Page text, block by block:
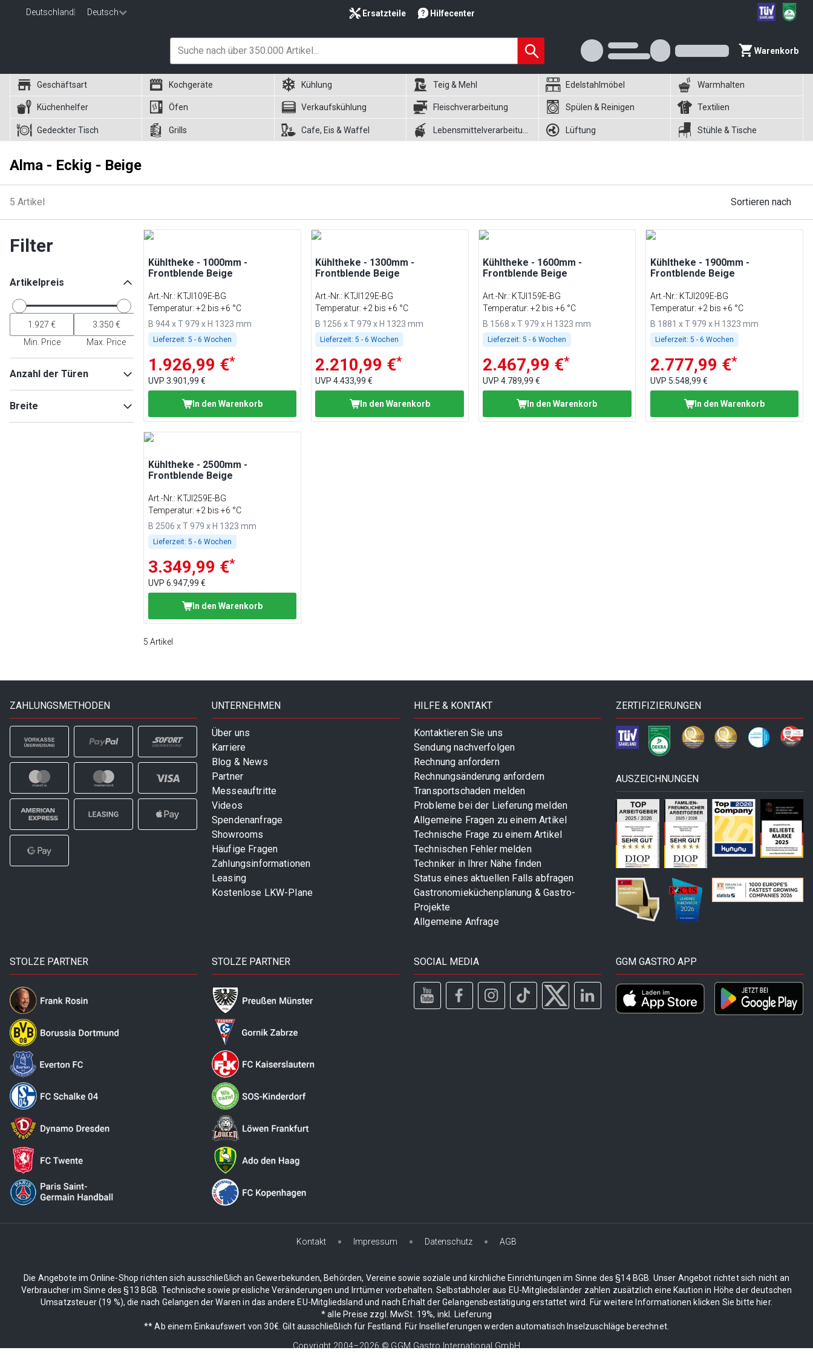
Deutschland Deutsch Ersatzteile Hilfecenter
Warenkorb
Geschäftsart Kochgeräte Kühlung Teig & Mehl Edelstahlmöbel Warmhalten
Küchenhelfer Öfen Verkaufskühlung Fleischverarbeitung Spülen & Reinigen Textilien
Gedeckter Tisch Grills Cafe, Eis & Waffel Lüftung Stühle & Tische
Alma - Eckig - Beige
5 Artikel Sortieren nach
Filter
Artikelpreis
Min. Price Max. Price
Anzahl der Türen
1(1
Breite
Kühltheke - 1000mm -
Frontblende Beige
Art.-Nr.: KTJI109E-BG
Temperatur: +2 bis +6 °C
B 944 x T 979 x H 1323 mm
Lieferzeit: 5 - 6 Wochen
1.926,99 €*
UVP 3.901,99 €
In den Warenkorb
Kühltheke - 1300mm -
Frontblende Beige
Art.-Nr.: KTJI129E-BG
Temperatur: +2 bis +6 °C
B 1256 x T 979 x H 1323 mm
Lieferzeit: 5 - 6 Wochen
2.210,99 €*
UVP4.433,99 €
In den Warenkorb
Kühltheke - 1600mm -
Frontblende Beige
Art.-Nr.: KTJI159E-BG
Temperatur: +2 bis +6 °C
B 1568 x T 979 x H 1323 mm
Lieferzeit: 5 - 6 Wochen
2.467,99 €*
UVP4.789,99 €
In den Warenkorb
Kühltheke - 1900mm -
Frontblende Beige
Art.-Nr.: KTJI209E-BG
Temperatur: +2 bis +6 °C
B 1881 x T 979 x H 1323 mm
Lieferzeit: 5 - 6 Wochen
2.777,99 €*
UVP 5.548,99 €
In den Warenkorb
Kühltheke - 2500mm -
Frontblende Beige
Art.-Nr.: KTJI259E-BG
Temperatur: +2 bis +6 °C
B 2506 x T 979 x H 1323 mm
Lieferzeit: 5 - 6 Wochen
3.349,99 €*
UVP 6.947,99 €
In den Warenkorb
5 Artikel
ZAHLUNGSMETHODEN UNTERNEHMEN
Über uns
Karriere
Blog & News
Partner
Messeauftritte
Videos
Spendenanfrage
Showrooms
Häufige Fragen
Zahlungsinformationen
Leasing
Kostenlose LKW-Plane
HILFE & KONTAKT
Kontaktieren Sie uns
Sendung nachverfolgen
Rechnung anfordern
Rechnungsänderung anfordern
Transportschaden melden
Probleme bei der Lieferung melden
Allgemeine Fragen zu einem Artikel
Technische Frage zu einem Artikel
Technischen Fehler melden
Techniker in Ihrer Nähe finden
Status eines aktuellen Falls abfragen
Gastronomieküchenplanung & Gastro-
Projekte
Allgemeine Anfrage
ZERTIFIZIERUNGEN
AUSZEICHNUNGEN
STOLZE PARTNER STOLZE PARTNER SOCIAL MEDIA GGM GASTRO APP
Kontakt Impressum Datenschutz AGB
Die Angebote im Online-Shop richten sich ausschließlich an Gewerbekunden, Behörden, Vereine sowie soziale und kirchliche Einrichtungen im Sinne des §14 BGB. Unser Angebot richtet sich nicht an
Verbraucher im Sinne des §13 BGB. Technische sowie preisliche Veränderungen und Irrtümer vorbehalten. Selbstabholer aus EU-Mitgliedsländer zahlen zusätzlich eine Kaution in Höhe der deutschen
Umsatzsteuer (19 %), die nach Gelangen der Waren in das andere EU-Mitgliedsland und nach Erhalt der Gelangensbestätigung erstattet wird. Für weitere Informationen klicken Sie bitte hier.
* alle Preise zzgl. MwSt. 19%, inkl. Lieferung
** Ab einem Einkaufswert von 30€. Gilt ausschließlich für Festland. Für Insellieferungen werden automatisch Inselzuschläge berechnet.
Copyright 2004–2026 © GGM Gastro International GmbH